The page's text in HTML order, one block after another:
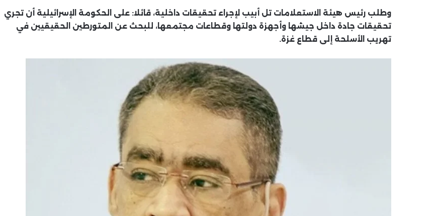
وطلب رئيس هيئة الاستعلامات تل أبيب لإجراء تحقيقات داخلية، قائلا: على الحكومة الإسرائيلية أن تجري
تحقيقات جادة داخل جيشها وأجهزة دولتها وقطاعات مجتمعها، للبحث عن المتورطين الحقيقيين في
تهريب الأسلحة إلى قطاع غزة.